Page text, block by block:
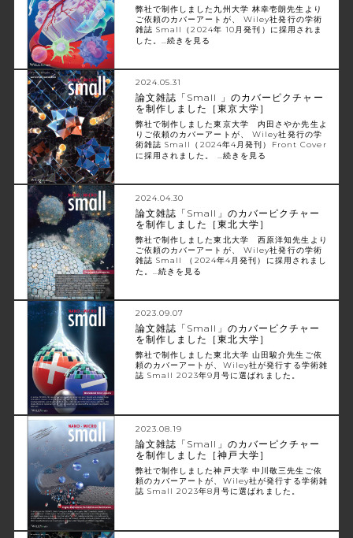
弊社で制作しました九州大学 林幸壱朗先生より
ご依頼のカバーアートが、 Wiley社発行の学術
雑誌 Small（2024年 10月発刊）に採用されま
した。…続きを見る
2024.05.31
論文雑誌「Small 」のカバーピクチャー
を制作しました［東京大学］
弊社で制作しました東京大学 内田さやか先生よ
りご依頼のカバーアートが、 Wiley社発行の学
術雑誌 Small（2024年4月発刊）Front Cover
に採用されました。 …続きを見る
2024.04.30
論文雑誌「Small」のカバーピクチャー
を制作しました［東北大学］
弊社で制作しました東北大学 西原洋知先生より
ご依頼のカバーアートが、 Wiley社発行の学術
雑誌 Small （2024年4月発刊）に採用されまし
た。…続きを見る
2023.09.07
論文雑誌「Small」のカバーピクチャー
を制作しました［東北大学］
弊社で制作しました東北大学 山田駿介先生ご依
頼のカバーアートが、Wiley社が発行する学術雑
誌 Small 2023年9月号に選ばれました。
2023.08.19
論文雑誌「Small」のカバーピクチャー
を制作しました［神戸大学］
弊社で制作しました神戸大学 中川敬三先生ご依
頼のカバーアートが、Wiley社が発行する学術雑
誌 Small 2023年8月号に選ばれました。